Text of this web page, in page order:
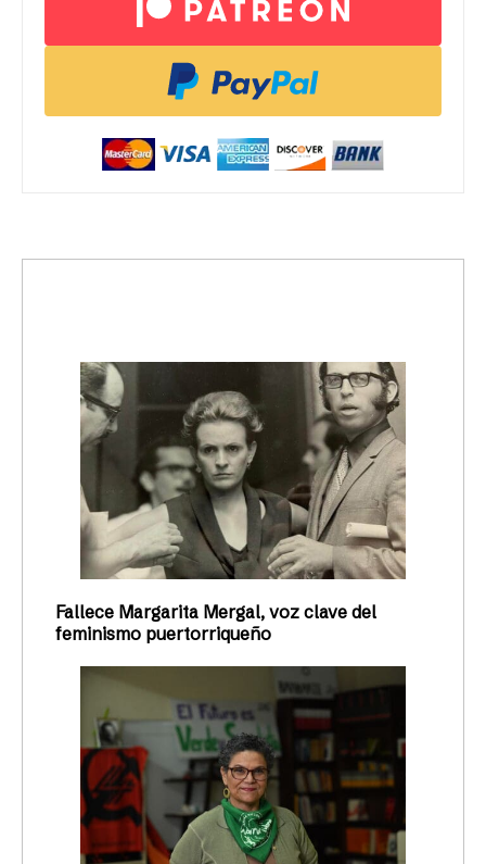
Fallece Margarita Mergal, voz clave del
feminismo puertorriqueño